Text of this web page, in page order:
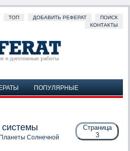
ТОП ДОБАВИТЬ РЕФЕРАТ
ПОИСК
КОНТАКТЫ
ПОПУЛЯРНЫЕ
Страница
3
Солнечной